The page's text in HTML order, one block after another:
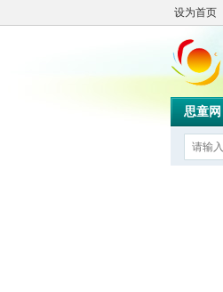
设为首页
思童网